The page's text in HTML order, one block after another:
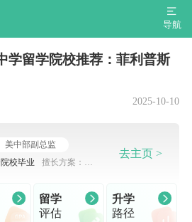
导航
学留学院校推荐：菲利普斯
2025-10-10
美中部副总监
校毕业 擅长方案：
去主页 >
留学
评估
升学
路径